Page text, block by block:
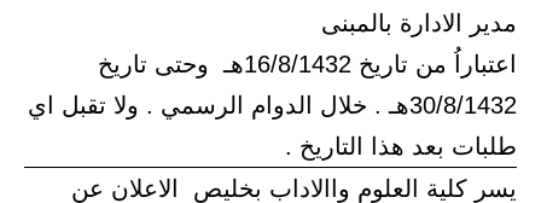
مدير الادارة بالمبنى
اعتباراُ من تاريخ 16/8/1432هـ وحتى تاريخ
30/8/1432هـ . خلال الدوام الرسمي . ولا تقبل اي
طلبات بعد هذا التاريخ .
يسر كلية العلوم واالاداب بخليص الاعلان عن